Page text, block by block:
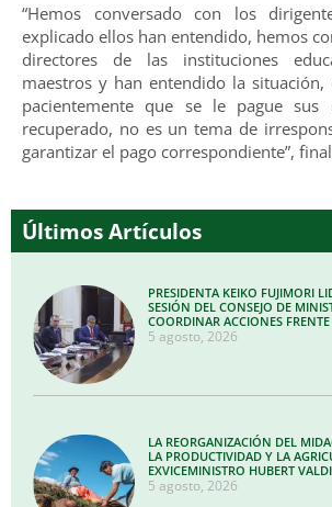
“Hemos conversado con los
explicado ellos han entendido, hemos
directores de las instituciones
maestros y han entendido la situación,
pacientemente que se le pague sus
recuperado, no es un tema de
garantizar el pago correspondiente”,
Últimos Artículos
PRESIDENTA KEIKO FUJIMORI
SESIÓN DEL CONSEJO DE
COORDINAR ACCIONES
5 agosto, 2026
LA REORGANIZACIÓN DEL
LA PRODUCTIVIDAD Y LA
EXVICEMINISTRO HUBERT
5 agosto, 2026